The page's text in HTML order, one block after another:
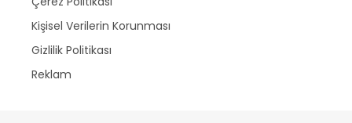
Kişisel Verilerin Korunması
Gizlilik Politikası
Reklam